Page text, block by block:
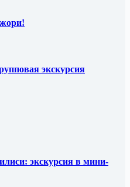
экскурсия
экскурсия в мини-